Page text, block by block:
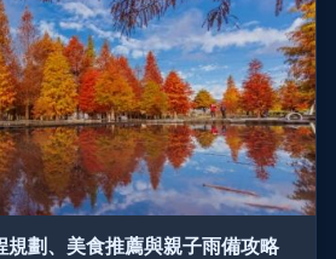
規劃、美食推薦與親子雨備攻略